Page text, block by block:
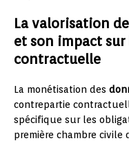
La valorisation
et son impact
contractuelle
La monétisation des
contrepartie
spécifique sur les
première chambre civile